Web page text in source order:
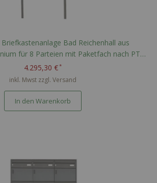
Bad Reichenhall aus
für 8 Parteien mit Paketfach nach PTT
Norm - RAL nach Wahl
4.295,30 €
inkl. Mwst zzgl. Versand
In den Warenkorb